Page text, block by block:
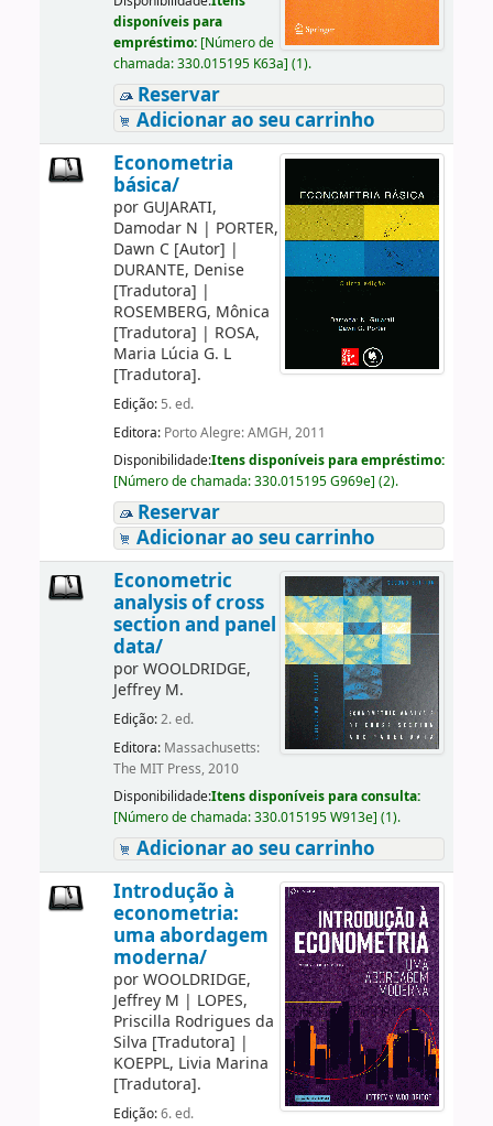
disponíveis para
empréstimo: [Número de
chamada:330.015195 K63a] (1).
Reservar
Adicionar ao seu carrinho
Econometria
básica/
por GUJARATI,
Damodar N | PORTER,
Dawn C[Autor] |
DURANTE, Denise
[Tradutora] |
ROSEMBERG, Mônica
[Tradutora] | ROSA,
Maria Lúcia G. L
[Tradutora].
Edição: 5. ed.
Editora: Porto Alegre: AMGH, 2011
Disponibilidade:Itens disponíveis para empréstimo:
[Número de chamada:330.015195 G969e] (2).
Reservar
Adicionar ao seu carrinho
Econometric
analysis of cross
section and panel
data/
porWOOLDRIDGE,
Jeffrey M.
Edição:2. ed.
Editora: Massachusetts:
The MIT Press, 2010
Disponibilidade:Itens disponíveis para consulta:
[Número de chamada:330.015195 W913e] (1).
Adicionar ao seu carrinho
Introdução à
econometria:
uma abordagem
moderna/
porWOOLDRIDGE,
Jeffrey M | LOPES,
Priscilla Rodrigues da
Silva [Tradutora] |
KOEPPL, Livia Marina
[Tradutora].
Edição:6. ed.